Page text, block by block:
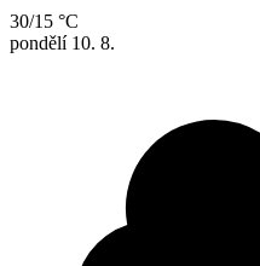
30/15 °C
pondělí 10. 8.